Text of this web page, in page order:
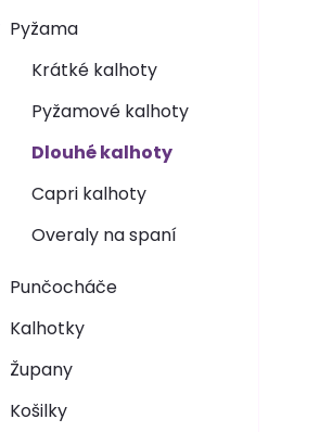
Pyžama
Krátké kalhoty
Pyžamové kalhoty
Dlouhé kalhoty
Capri kalhoty
Overaly na spaní
Punčocháče
Kalhotky
Župany
Košilky